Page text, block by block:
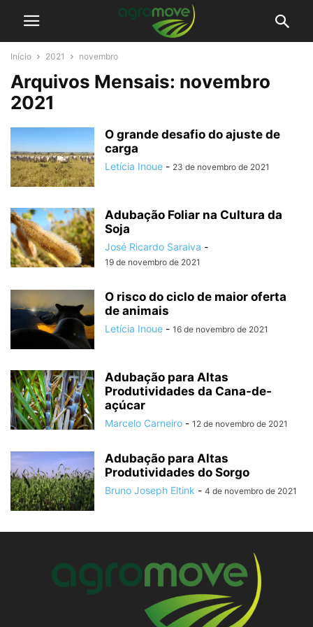
Início 2021 novembro
Arquivos Mensais: novembro
2021
O grande desafio do ajuste de
carga
Letícia Inoue - 23 de novembro de 2021
Adubação Foliar na Cultura da
Soja
José Ricardo Saraiva -
19 de novembro de 2021
O risco do ciclo de maior oferta
de animais
Letícia Inoue - 16 de novembro de 2021
Adubação para Altas
Produtividades da Cana-de-
açúcar
Marcelo Carneiro - 12 de novembro de 2021
Adubação para Altas
Produtividades do Sorgo
Bruno Joseph Eltink - 4 de novembro de 2021